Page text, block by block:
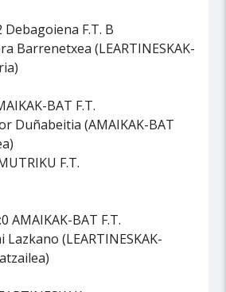
Debagoiena F.T. B
Barrenetxea (LEARTINESKAK-
BAT F.T.
Duñabeitia (AMAIKAK-BAT
F.T.
AMAIKAK-BAT F.T.
(LEARTINESKAK-